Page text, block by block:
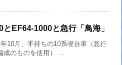
とEF64-1000と急行「鳥海」
10月、手持ちの10系寝台車（急行
成のものを使用） ...